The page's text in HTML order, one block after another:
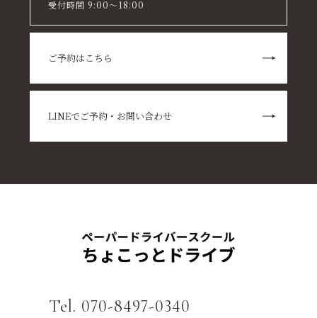
受付時間 9:00～18:00
ご予約はこちら
LINEでご予約・お問い合わせ
Tel. 070-8497-0340